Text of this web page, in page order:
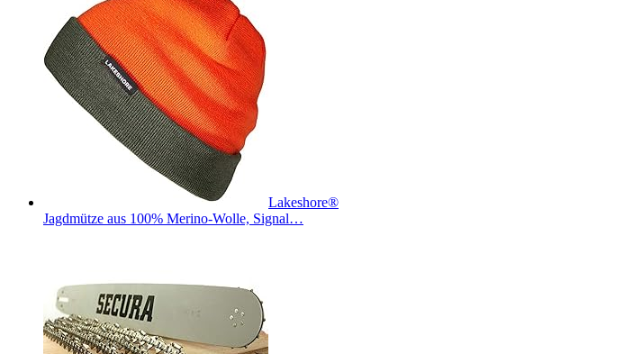
Lakeshore®
Jagdmütze aus 100% Merino-Wolle, Signal…